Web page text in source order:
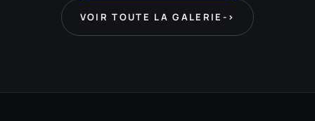
VOIR TOUTE LA GALERIE ->